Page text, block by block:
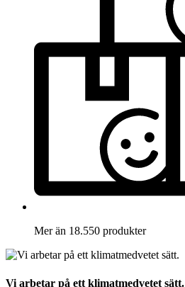
Mer än 18.550 produkter
Vi arbetar på ett klimatmedvetet sätt.